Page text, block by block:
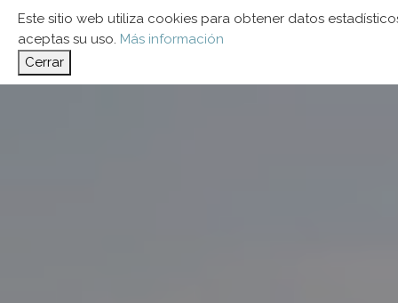
Este sitio web utiliza cookies para obtener datos
aceptas su uso. Más información
Cerrar